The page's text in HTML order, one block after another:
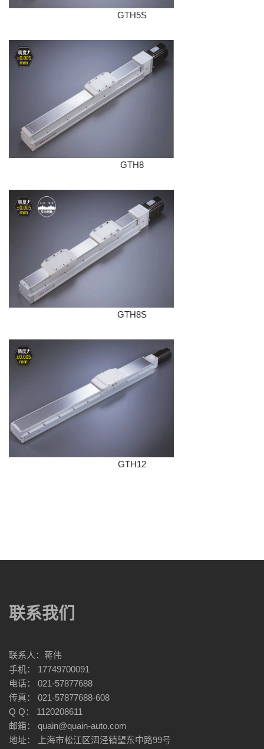
GTH5S
GTH8
GTH8S
GTH12
联系我们
联系人：蒋伟
手机： 17749700091
电话： 021-57877688
传真： 021-57877688-608
Q Q： 1120208611
邮箱： quain@quain-auto.com
地址： 上海市松江区泗泾镇望东中路99号